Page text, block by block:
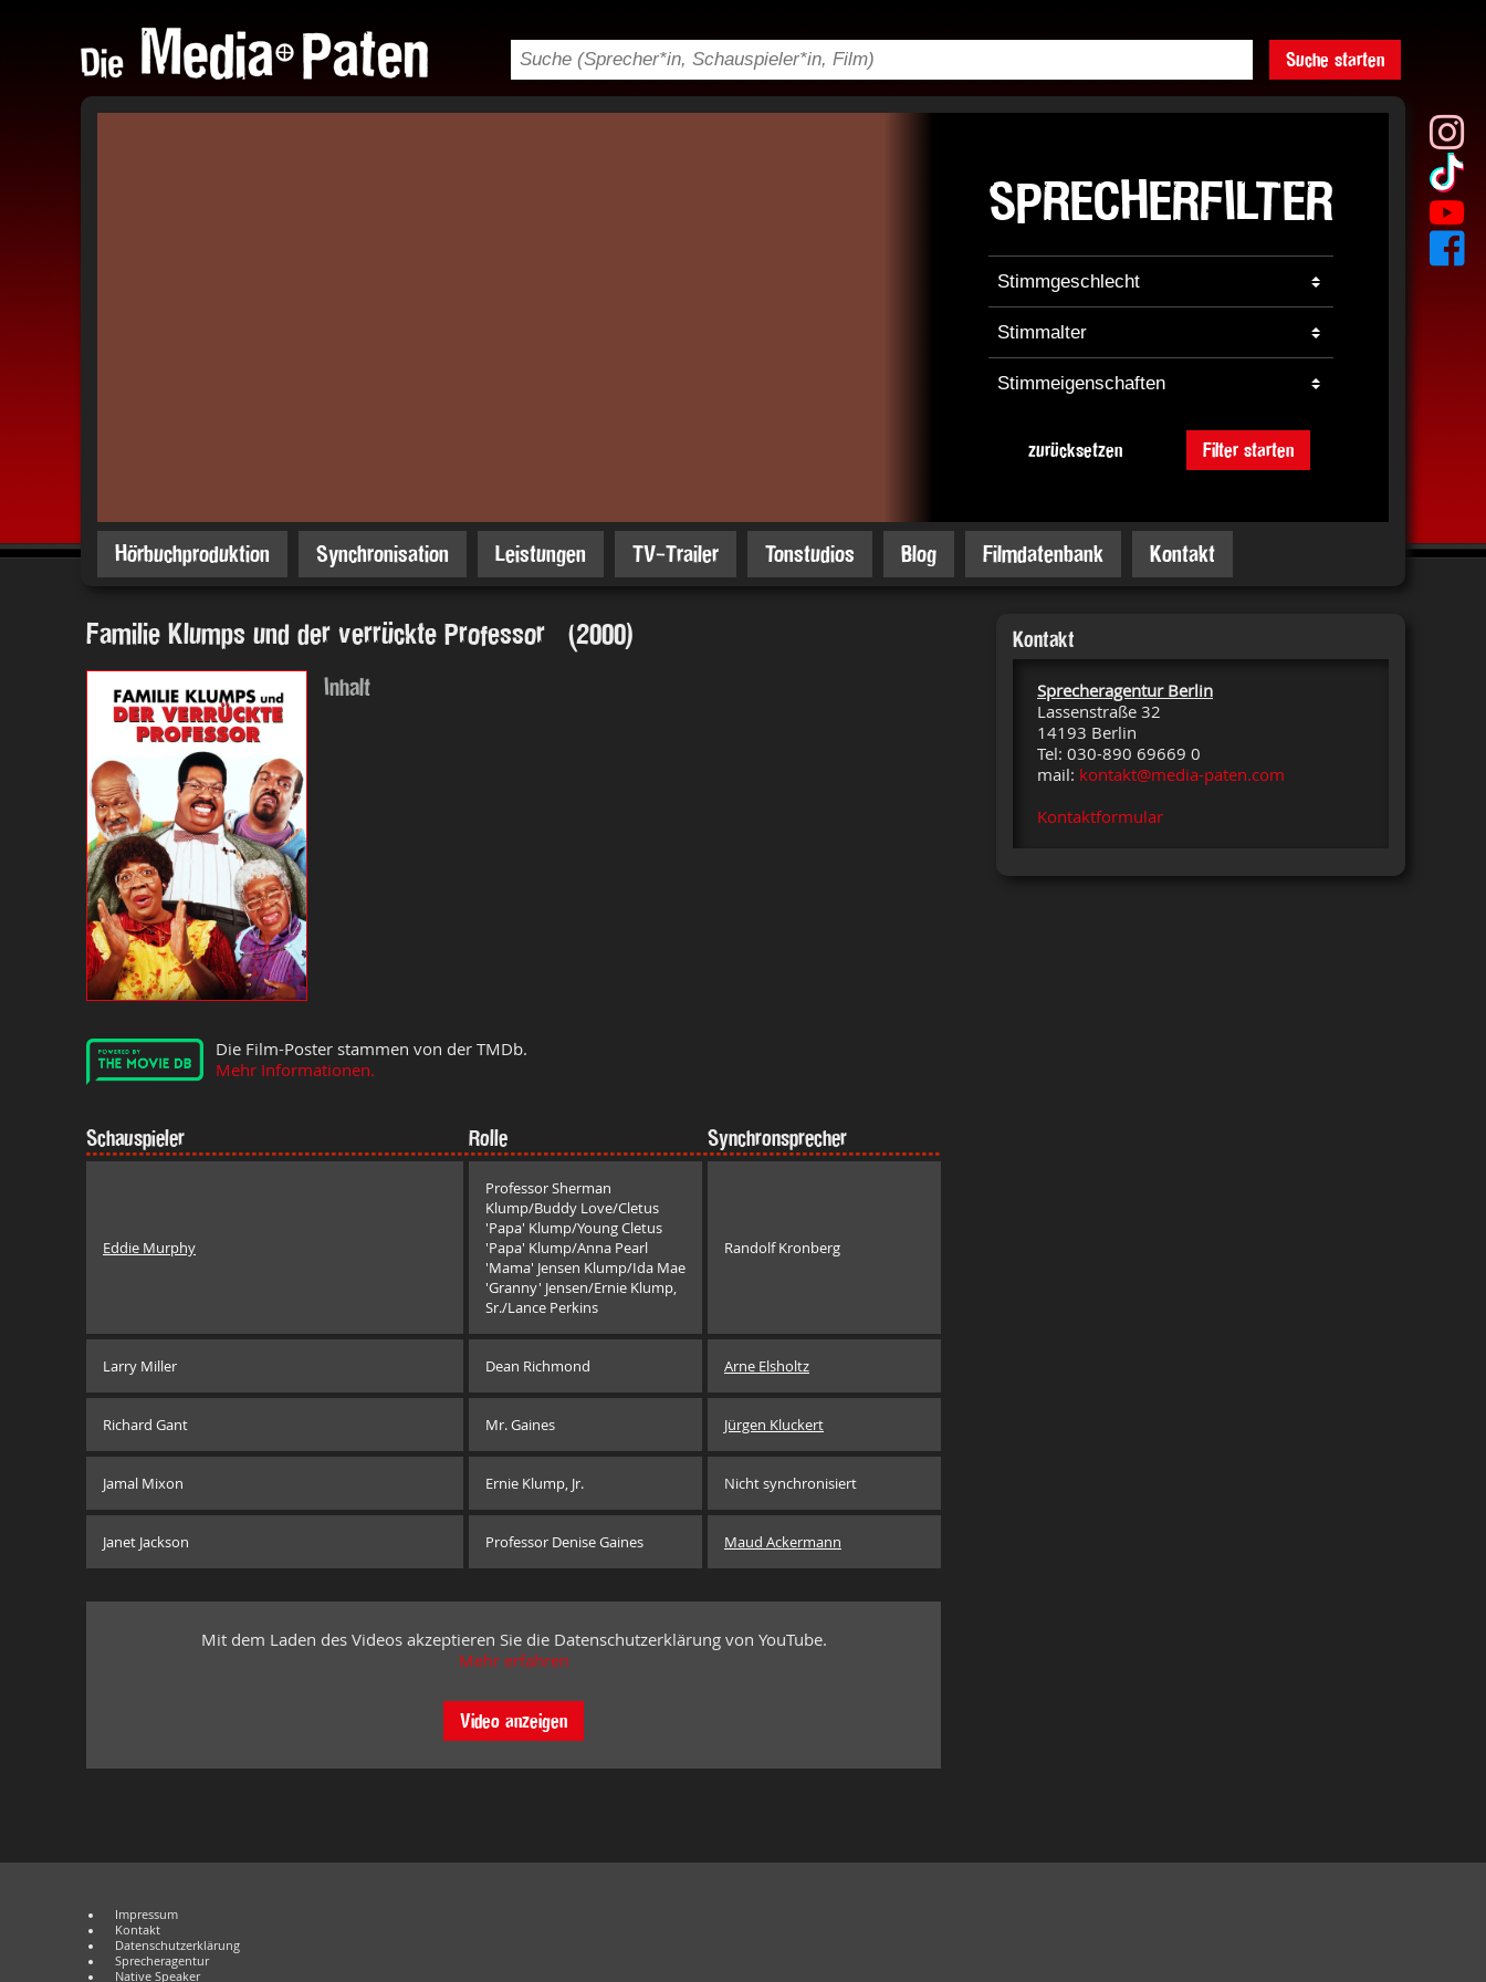
Suche starten
SPRECHERFILTER
zurücksetzen Filter starten
Hörbuchproduktion Synchronisation Leistungen TV-Trailer Tonstudios Blog Filmdatenbank Kontakt
Familie Klumps und der verrückte Professor (2000)
Inhalt
Die Film-Poster stammen von der TMDb.
Mehr Informationen.
Schauspieler Rolle Synchronsprecher
Eddie Murphy
Professor Sherman
Klump/Buddy Love/Cletus
'Papa' Klump/Young Cletus
'Papa' Klump/Anna Pearl
'Mama' Jensen Klump/Ida Mae
'Granny' Jensen/Ernie Klump,
Sr./Lance Perkins
Randolf Kronberg
Larry Miller Dean Richmond Arne Elsholtz
Richard Gant Mr. Gaines Jürgen Kluckert
Jamal Mixon Ernie Klump, Jr. Nicht synchronisiert
Janet Jackson Professor Denise Gaines Maud Ackermann
Mit dem Laden des Videos akzeptieren Sie die Datenschutzerklärung von YouTube.
Mehr erfahren
Video anzeigen
Kontakt
Sprecheragentur Berlin
Lassenstraße 32
14193 Berlin
Tel: 030-890 69669 0
mail: kontakt@media-paten.com
Kontaktformular
Impressum
Kontakt
Datenschutzerklärung
Sprecheragentur
Native Speaker